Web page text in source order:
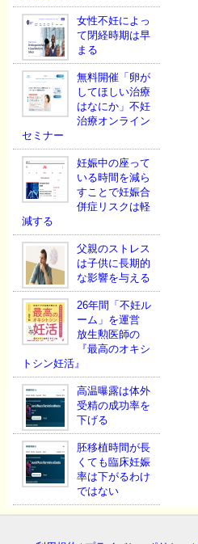
女性不妊によっ
て閉経時期は早
まる
無料開催「卵が
してほしい治療
はなにか」不妊
治療オンライン
セミナー
妊娠中の座って
いる時間を減ら
すことで妊娠合
併症リスクは軽
減する
父親のストレス
は子供に長期的
な影響を与える
26年間「不妊ル
ーム」を運営
放生勲医師の
『最高のオキシ
トシン妊活』
高温曝露は体外
受精の成功率を
下げる
胚移植時間が長
くても臨床妊娠
率は下がるわけ
ではない